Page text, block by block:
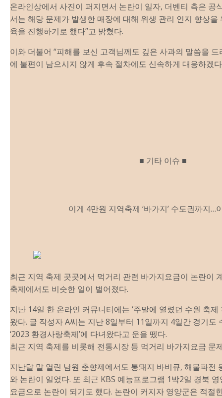
온라인상에서 사진이 퍼지면서 논란이 일자, 더벤티 측은 공
서는 해당 문제가 발생한 매장에 대해 위생 관리 인지 향상
육을 진행하기로 했다”고 밝혔다.
이와 더불어 “피해를 보신 고객님께도 깊은 사과의 말씀을 드
에 불편이 남으시지 않게 후속 절차에도 신속하게 대응하겠
■ 기타 이슈 ■
이게 4만원 지역축제 ‘바가지’ 수도권까지…
최근 지역 축제 곳곳에서 먹거리 관련 바가지요금이 논란이
축제에서도 비슷한 일이 벌어졌다.
지난 14일 한 온라인 커뮤니티에는 ‘주말에 열렸던 수원 축제
왔다. 글 작성자 A씨는 지난 8일부터 11일까지 4일간 경기도
‘2023 환경사랑축제’에 다녀왔다고 운을 뗐다.
최근 지역 축제를 비롯해 전통시장 등 먹거리 바가지요금 문
지난달 말 열린 남원 춘향제에서도 통돼지 바비큐, 해물파전
와 논란이 일었다. 또 최근 KBS 예능프로그램 1박2일 경북
요금으로 논란이 되기도 했다. 논란이 커지자 영양군은 적절